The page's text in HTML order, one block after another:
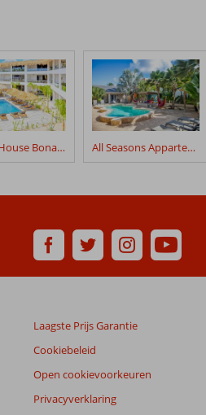
Belnem House Bonaire All Seasons Appartementen
Laagste Prijs Garantie
Cookiebeleid
Open cookievoorkeuren
Privacyverklaring